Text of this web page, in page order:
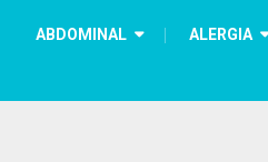
ABDOMINAL ALERGIA